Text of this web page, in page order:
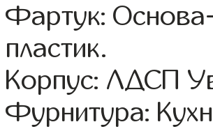
Фартук:
пластик.
Корпус: ЛДСП
Фурнитура: